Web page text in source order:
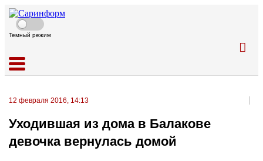
Темный режим
12 февраля 2016, 14:13
Уходившая из дома в Балакове
девочка вернулась домой